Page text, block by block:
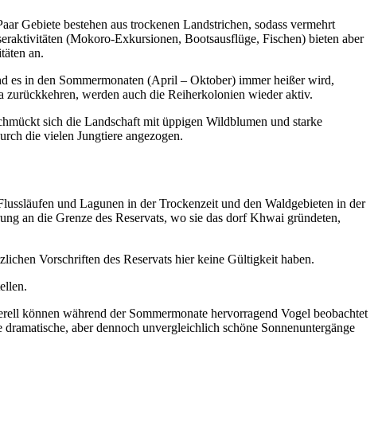
Gebiete bestehen aus trockenen Landstrichen, sodass vermehrt
(Mokoro-Exkursionen, Bootsausflüge, Fischen) bieten aber
an.
es in den Sommermonaten (April – Oktober) immer heißer wird,
zurückkehren, werden auch die Reiherkolonien wieder aktiv.
sich die Landschaft mit üppigen Wildblumen und starke
die vielen Jungtiere angezogen.
und Lagunen in der Trockenzeit und den Waldgebieten in der
an die Grenze des Reservats, wo sie das dorf Khwai gründeten,
Vorschriften des Reservats hier keine Gültigkeit haben.
können während der Sommermonate hervorragend Vogel beobachtet
aber dennoch unvergleichlich schöne Sonnenuntergänge